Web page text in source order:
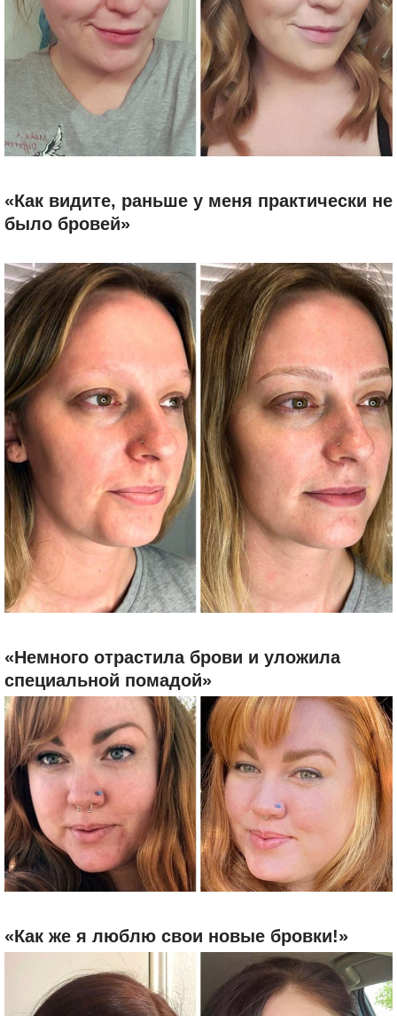
«Как видите, раньше у меня практически не
было бровей»
«Немного отрастила брови и уложила
специальной помадой»
«Как же я люблю свои новые бровки!»